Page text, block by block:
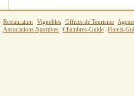
Restauration Vignobles Offices de Tourisme
Associations-Sportives Chambres-Guide Hotels-